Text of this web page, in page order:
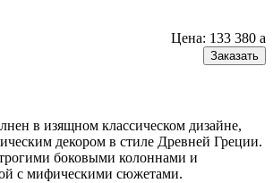
Цена: 133 380 a
Заказать
в изящном классическом дизайне,
декором в стиле Древней Греции.
боковыми колоннами и
с мифическими сюжетами.